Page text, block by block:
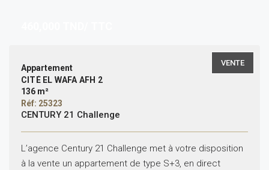
VENTE
Appartement
CITÉ EL WAFA AFH 2
136 m²
Réf: 25323
CENTURY 21 Challenge
L’agence Century 21 Challenge met à votre disposition
à la vente un appartement de type S+3, en direct